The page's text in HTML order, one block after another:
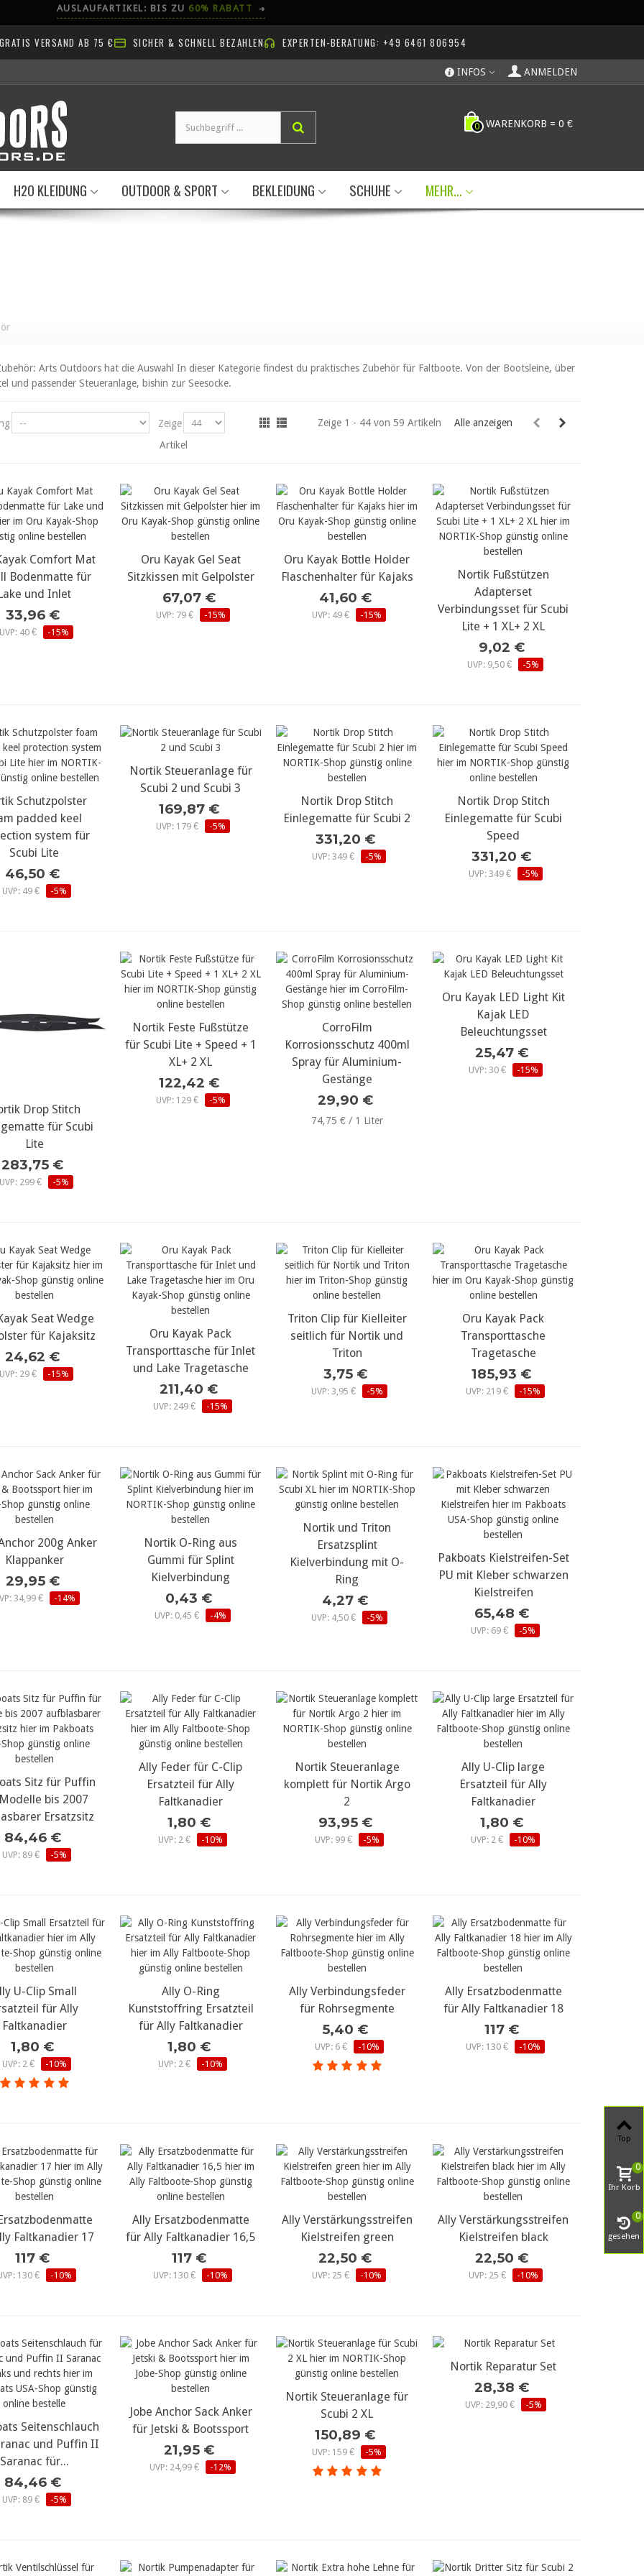
AB NACH DRAUSSEN!
GRATIS VERSAND AB 75 € SICHER & SCHNELL BEZAHLEN EXPERTEN-BERATUNG: +49 6461 806954
ANMELDEN
INFOS
0 WARENKORB = 0 €
H2O KLEIDUNG OUTDOOR & SPORT BEKLEIDUNG SCHUHE MEHR...
Arts Outdoors hat die Auswahl In dieser Kategorie findest du praktisches Zubehör für Faltboote. Von der Bootsleine, über
und passender Steueranlage, bishin zur Seesocke.
Zeige
Artikel
Alle anzeigen
Zeige 1 - 44 von 59 Artikeln
Details...
Comfort Mat
Bodenmatte für
und Inlet
33,96 €
UVP: 40 € -15%
mehr Details...
Oru Kayak Gel Seat
Sitzkissen mit Gelpolster
67,07 €
UVP: 79 € -15%
mehr Details...
Oru Kayak Bottle Holder
Flaschenhalter für Kajaks
41,60 €
UVP: 49 € -15%
mehr Details...
Nortik Fußstützen
Adapterset
Verbindungsset für Scubi
Lite + 1 XL+ 2 XL
9,02 €
UVP: 9,50 € -5%
Details...
Schutzpolster
padded keel
system für
Scubi Lite
46,50 €
UVP: 49 € -5%
mehr Details...
Nortik Steueranlage für
Scubi 2 und Scubi 3
169,87 €
UVP: 179 € -5%
mehr Details...
Nortik Drop Stitch
Einlegematte für Scubi 2
331,20 €
UVP: 349 € -5%
mehr Details...
Nortik Drop Stitch
Einlegematte für Scubi
Speed
331,20 €
UVP: 349 € -5%
Details...
Drop Stitch
für Scubi
Lite
283,75 €
UVP: 299 € -5%
mehr Details...
Nortik Feste Fußstütze
für Scubi Lite + Speed + 1
XL+ 2 XL
122,42 €
UVP: 129 € -5%
mehr Details...
CorroFilm
Korrosionsschutz 400ml
Spray für Aluminium-
Gestänge
29,90 €
74,75 € / 1 Liter
mehr Details...
Oru Kayak LED Light Kit
Kajak LED
Beleuchtungsset
25,47 €
UVP: 30 € -15%
Details...
Seat Wedge
für Kajaksitz
24,62 €
UVP: 29 € -15%
mehr Details...
Oru Kayak Pack
Transporttasche für Inlet
und Lake Tragetasche
211,40 €
UVP: 249 € -15%
mehr Details...
Triton Clip für Kielleiter
seitlich für Nortik und
Triton
3,75 €
UVP: 3,95 € -5%
mehr Details...
Oru Kayak Pack
Transporttasche
Tragetasche
185,93 €
UVP: 219 € -15%
Details...200g Anker
Klappanker
29,95 €
34,99 € -14%
mehr Details...
Nortik O-Ring aus
Gummi für Splint
Kielverbindung
0,43 €
UVP: 0,45 € -4%
mehr Details...
Nortik und Triton
Ersatzsplint
Kielverbindung mit O-
Ring
4,27 €
UVP: 4,50 € -5%
mehr Details...
Pakboats Kielstreifen-Set
PU mit Kleber schwarzen
Kielstreifen
65,48 €
UVP: 69 € -5%
Details...
Sitz für Puffin
bis 2007
Ersatzsitz
84,46 €
UVP: 89 € -5%
mehr Details...
Ally Feder für C-Clip
Ersatzteil für Ally
Faltkanadier
1,80 €
UVP: 2 € -10%
mehr Details...
Nortik Steueranlage
komplett für Nortik Argo
2
93,95 €
UVP: 99 € -5%
mehr Details...
Ally U-Clip large
Ersatzteil für Ally
Faltkanadier
1,80 €
UVP: 2 € -10%
Details...
U-Clip Small
für Ally
Faltkanadier
1,80 €
UVP: 2 € -10%
mehr Details...
Ally O-Ring
Kunststoffring Ersatzteil
für Ally Faltkanadier
1,80 €
UVP: 2 € -10%
mehr Details...
Ally Verbindungsfeder
für Rohrsegmente
5,40 €
UVP: 6 € -10%
mehr Details...
Ally Ersatzbodenmatte
für Ally Faltkanadier 18
117 €
UVP: 130 € -10%
Details...
Faltkanadier 17
117 €
130 € -10%
mehr Details...
Ally Ersatzbodenmatte
für Ally Faltkanadier 16,5
117 €
UVP: 130 € -10%
mehr Details...
Ally Verstärkungsstreifen
Kielstreifen green
22,50 €
UVP: 25 € -10%
mehr Details...
Ally Verstärkungsstreifen
Kielstreifen black
22,50 €
UVP: 25 € -10%
Details...
Seitenschlauch
und Puffin II
Saranac für...
84,46 €
UVP: 89 € -5%
mehr Details...
Jobe Anchor Sack Anker
für Jetski & Bootssport
21,95 €
UVP: 24,99 € -12%
mehr Details...
Nortik Steueranlage für
Scubi 2 XL
150,89 €
UVP: 159 € -5%
mehr Details...
Nortik Reparatur Set
28,38 €
UVP: 29,90 € -5%
Top
Ihr Korb
0
gesehen
0